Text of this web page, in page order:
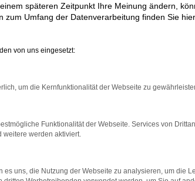
bestimmter Seiten verhindern.
auf dem neuesten Stand sind.
späteren Zeitpunkt Ihre Meinung ändern,
zum Umfang der Datenverarbeitung finden Sie
von uns eingesetzt:
um die Kernfunktionalität der Webseite zu
Funktionalität der Webseite. Services von
weitere werden aktiviert.
es uns, die Nutzung der Webseite zu analysieren, um die